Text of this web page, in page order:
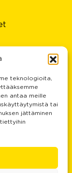
teknologioita,
antaa meille
tai
jättäminen